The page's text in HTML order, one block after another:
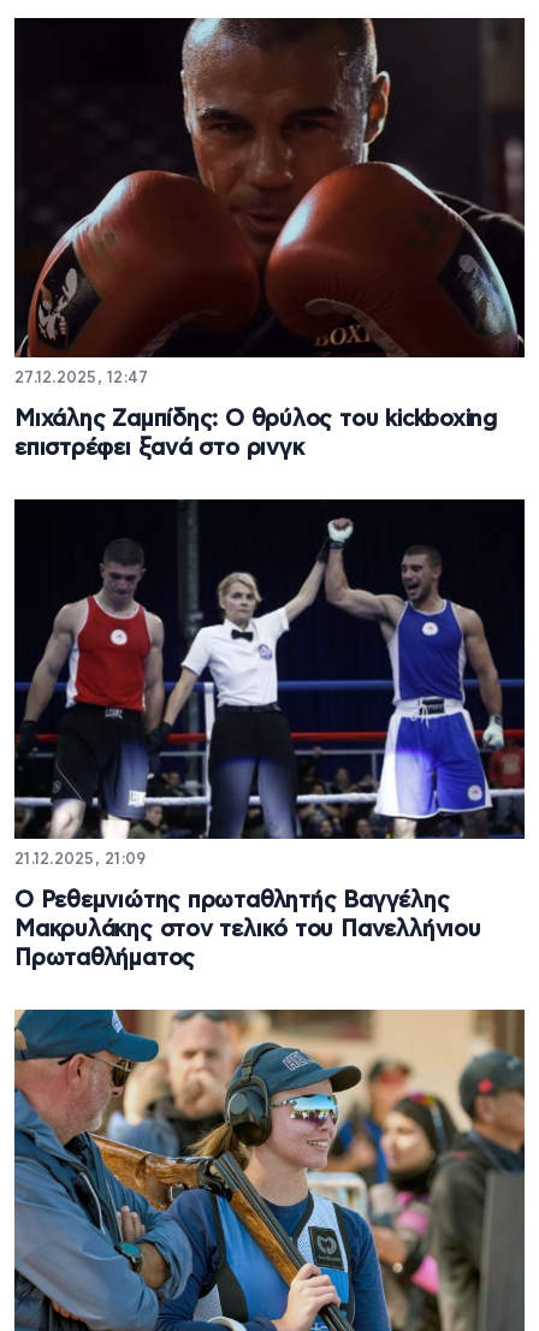
27.12.2025, 12:47
Μιχάλης Ζαμπίδης: Ο θρύλος του kickboxing
επιστρέφει ξανά στο ρινγκ
21.12.2025, 21:09
Ο Ρεθεμνιώτης πρωταθλητής Βαγγέλης
Μακρυλάκης στον τελικό του Πανελλήνιου
Πρωταθλήματος